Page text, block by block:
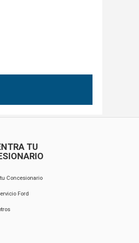
TU
Concesionario
Ford